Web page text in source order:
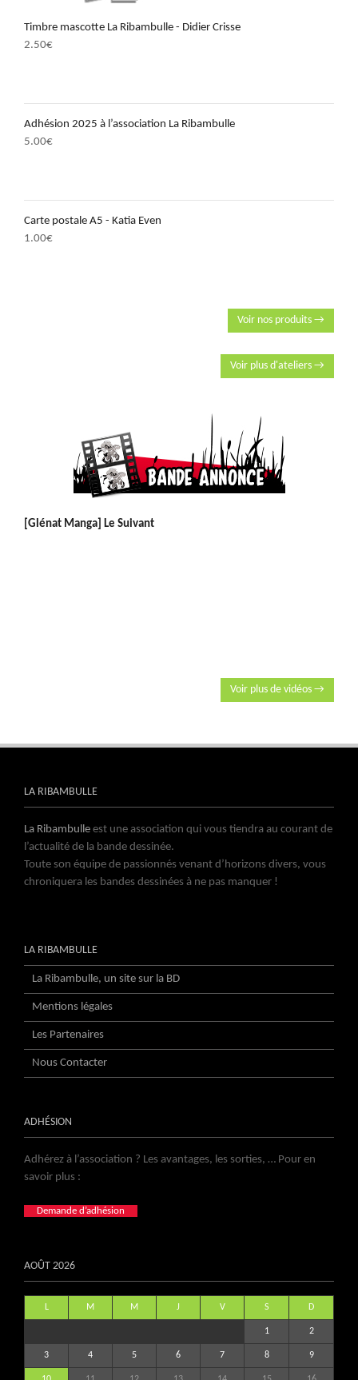
Timbre mascotte La Ribambulle - Didier Crisse
2.50€
Adhésion 2025 à l’association La Ribambulle
5.00€
Carte postale A5 - Katia Even
1.00€
Voir nos produits →
Voir plus d'ateliers →
[Glénat Manga] Le Suivant
Voir plus de vidéos →
LA RIBAMBULLE
La Ribambulle est une association qui vous tiendra au courant de
l’actualité de la bande dessinée.
Toute son équipe de passionnés venant d’horizons divers, vous
chroniquera les bandes dessinées à ne pas manquer !
LA RIBAMBULLE
La Ribambulle, un site sur la BD
Mentions légales
Les Partenaires
Nous Contacter
ADHÉSION
Adhérez à l’association ? Les avantages, les sorties, … Pour en
savoir plus :
Demande d’adhésion
AOÛT 2026
L M M J V S D
1 2
3 4 5 6 7 8 9